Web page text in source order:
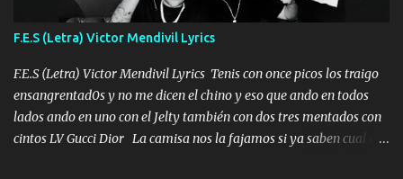
traigo El chiste es que hago lo que quiero pues así soy me mandó
yo tengo el control a todos yo les paro el dedo soy hocicon un
malcriado un malandrón Que Les importa no saben nada falsas
las risas las que me miran hay gente corriente no quieren ve...
F.E.S (Letra) Victor Mendivil Lyrics
F.E.S (Letra) Victor Mendivil Lyrics Tenis con once picos los traigo
ensangrentad0s y no me dicen el chino y eso que ando en todos
lados ando en uno con el Jelty también con dos tres mentados con
cintos LV Gucci Dior La camisa nos la fajamos si ya saben cual es